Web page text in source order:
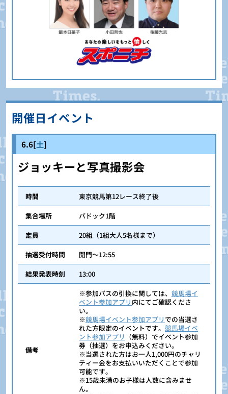
開催日イベント
6.6[土]
ジョッキーと写真撮影会
時間
東京競馬第12レース終了後
集合場所
パドック1階
定員
20組（1組大人5名様まで）
抽選受付時間
開門～12:55
結果発表時刻
13:00
備考
※参加パスの引換に関しては、競馬場イ
ベント参加アプリ 内にてご確認くださ
い。
※競馬場イベント参加アプリ での当選さ
れた方限定のイベントです。競馬場イベ
ント参加アプリ （無料）でイベント参加
券（抽選）をお申込みください。
※当選された方はお一人1,000円のチャリ
ティー金をお支払いいただくことで参加
可能です。
※15歳未満のお子様は人数に含みませ
ん。